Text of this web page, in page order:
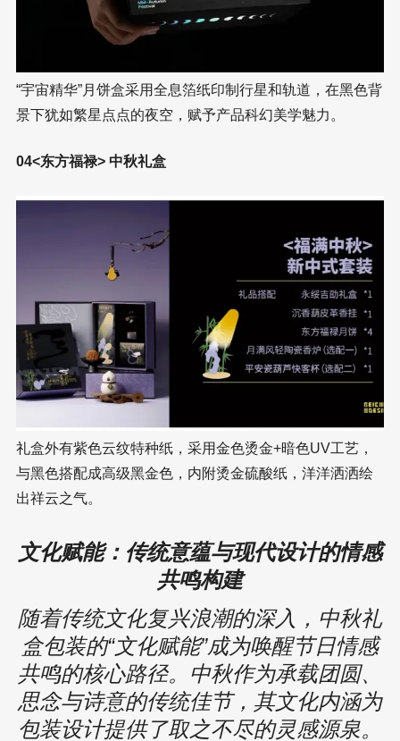
“宇宙精华”月饼盒采用全息箔纸印制行星和轨道，在黑色背
景下犹如繁星点点的夜空，赋予产品科幻美学魅力。
04<东方福禄> 中秋礼盒
礼盒外有紫色云纹特种纸，采用金色烫金+暗色UV工艺，
与黑色搭配成高级黑金色，内附烫金硫酸纸，洋洋洒洒绘
出祥云之气。
文化赋能：传统意蕴与现代设计的情感
共鸣构建
随着传统文化复兴浪潮的深入，中秋礼
盒包装的“文化赋能”成为唤醒节日情感
共鸣的核心路径。中秋作为承载团圆、
思念与诗意的传统佳节，其文化内涵为
包装设计提供了取之不尽的灵感源泉。